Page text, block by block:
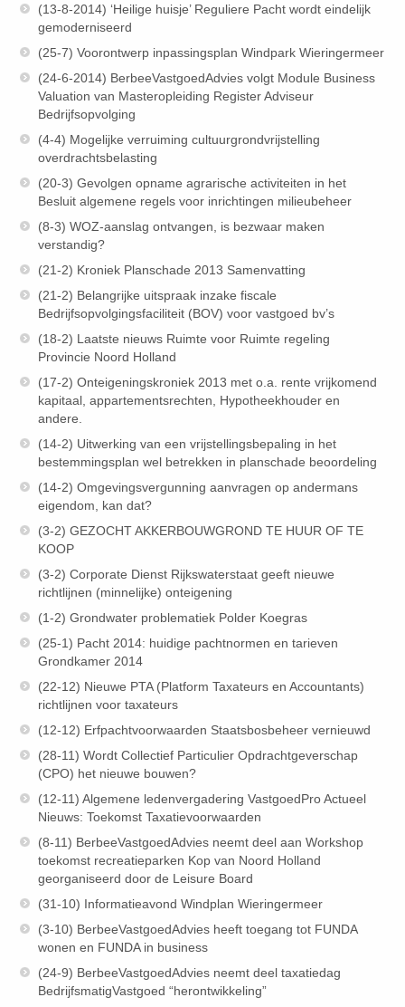
(13-8-2014) ‘Heilige huisje’ Reguliere Pacht wordt eindelijk
gemoderniseerd
(25-7) Voorontwerp inpassingsplan Windpark Wieringermeer
(24-6-2014) BerbeeVastgoedAdvies volgt Module Business
Valuation van Masteropleiding Register Adviseur
Bedrijfsopvolging
(4-4) Mogelijke verruiming cultuurgrondvrijstelling
overdrachtsbelasting
(20-3) Gevolgen opname agrarische activiteiten in het
Besluit algemene regels voor inrichtingen milieubeheer
(8-3) WOZ-aanslag ontvangen, is bezwaar maken
verstandig?
(21-2) Kroniek Planschade 2013 Samenvatting
(21-2) Belangrijke uitspraak inzake fiscale
Bedrijfsopvolgingsfaciliteit (BOV) voor vastgoed bv’s
(18-2) Laatste nieuws Ruimte voor Ruimte regeling
Provincie Noord Holland
(17-2) Onteigeningskroniek 2013 met o.a. rente vrijkomend
kapitaal, appartementsrechten, Hypotheekhouder en
andere.
(14-2) Uitwerking van een vrijstellingsbepaling in het
bestemmingsplan wel betrekken in planschade beoordeling
(14-2) Omgevingsvergunning aanvragen op andermans
eigendom, kan dat?
(3-2) GEZOCHT AKKERBOUWGROND TE HUUR OF TE
KOOP
(3-2) Corporate Dienst Rijkswaterstaat geeft nieuwe
richtlijnen (minnelijke) onteigening
(1-2) Grondwater problematiek Polder Koegras
(25-1) Pacht 2014: huidige pachtnormen en tarieven
Grondkamer 2014
(22-12) Nieuwe PTA (Platform Taxateurs en Accountants)
richtlijnen voor taxateurs
(12-12) Erfpachtvoorwaarden Staatsbosbeheer vernieuwd
(28-11) Wordt Collectief Particulier Opdrachtgeverschap
(CPO) het nieuwe bouwen?
(12-11) Algemene ledenvergadering VastgoedPro Actueel
Nieuws: Toekomst Taxatievoorwaarden
(8-11) BerbeeVastgoedAdvies neemt deel aan Workshop
toekomst recreatieparken Kop van Noord Holland
georganiseerd door de Leisure Board
(31-10) Informatieavond Windplan Wieringermeer
(3-10) BerbeeVastgoedAdvies heeft toegang tot FUNDA
wonen en FUNDA in business
(24-9) BerbeeVastgoedAdvies neemt deel taxatiedag
BedrijfsmatigVastgoed “herontwikkeling”